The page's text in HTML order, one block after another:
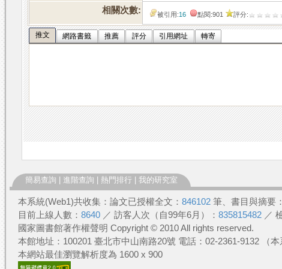
相關次數: 被引用:16 點閱:901 評分:
推文 網路書籤 推薦 評分 引用網址 轉寄
簡易查詢 進階查詢 熱門排行 我的研究室
本系統(Web1)共收集：論文已授權全文： 846102 筆、書目與摘要：
目前上線人數： 8640 ／ 訪客人次（自99年6月）： 835815482 ／
國家圖書館著作權聲明 Copyright © 2010 All rights reserved.
本館地址：100201 臺北市中山南路20號 電話：02-2361-9132 （本
本網站最佳瀏覽解析度為 1600 x 900